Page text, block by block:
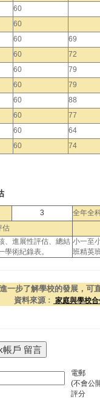
60
60
60 69
60 72
60 79
60 79
60 88
60 77
60 64
60 74
3 全年全
估
、進展性評估、總結
術紀錄表。
小一至
班精英班
一步了解學校的發展，可
資料來源﹕ 家庭與學校
電郵
(不會公
評分